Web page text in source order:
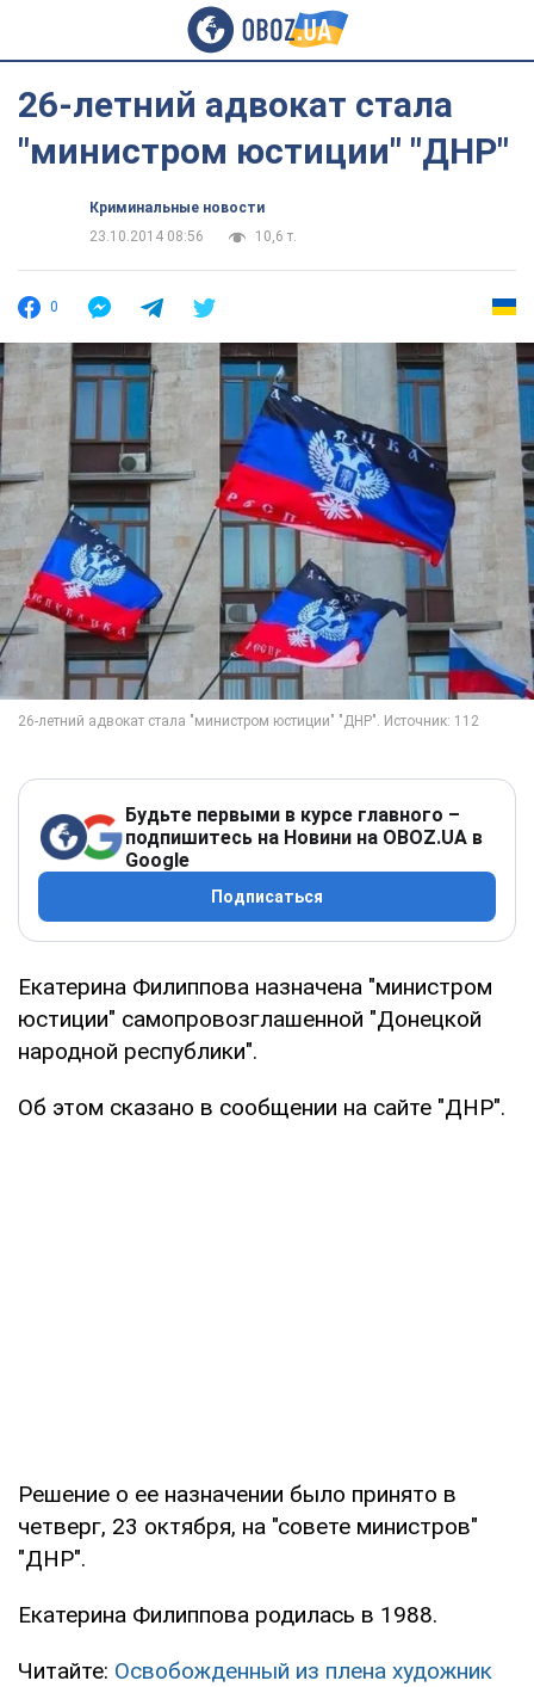
26-летний адвокат стала
"министром юстиции" "ДНР"
Криминальные новости
23.10.2014 08:56
10,6 т.
0
Будьте первыми в курсе главного –
подпишитесь на Новини на OBOZ.UA в
Google
Подписаться
Екатерина Филиппова назначена "министром
юстиции" самопровозглашенной "Донецкой
народной республики".
Об этом сказано в сообщении на сайте "ДНР".
Решение о ее назначении было принято в
четверг, 23 октября, на "совете министров"
"ДНР".
Екатерина Филиппова родилась в 1988.
Читайте: Освобожденный из плена художник